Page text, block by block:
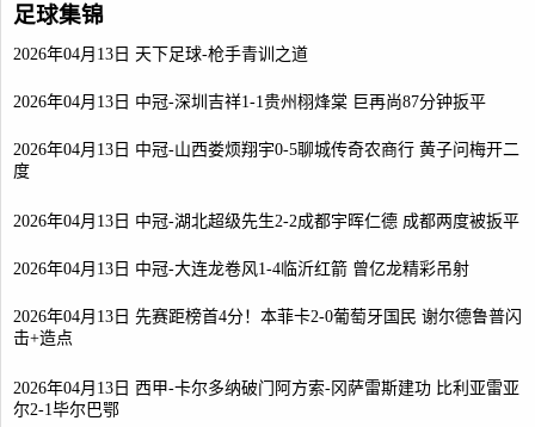
足球集锦
2026年04月13日 天下足球-枪手青训之道
2026年04月13日 中冠-深圳吉祥1-1贵州栩烽棠 巨再尚87分钟扳平
2026年04月13日 中冠-山西娄烦翔宇0-5聊城传奇农商行 黄子问梅开二
度
2026年04月13日 中冠-湖北超级先生2-2成都宇晖仁德 成都两度被扳平
2026年04月13日 中冠-大连龙卷风1-4临沂红箭 曾亿龙精彩吊射
2026年04月13日 先赛距榜首4分！本菲卡2-0葡萄牙国民 谢尔德鲁普闪
击+造点
2026年04月13日 西甲-卡尔多纳破门阿方索-冈萨雷斯建功 比利亚雷亚
尔2-1毕尔巴鄂